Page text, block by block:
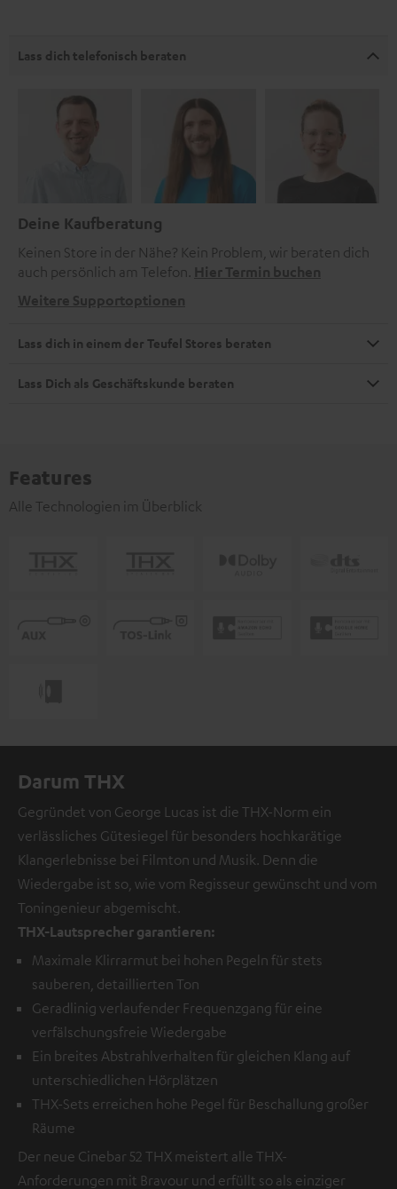
Lass dich telefonisch beraten
Deine Kaufberatung
Keinen Store in der Nähe? Kein Problem, wir beraten dich
auch persönlich am Telefon. Hier Termin buchen
Weitere Supportoptionen
Lass dich in einem der Teufel Stores beraten
Lass Dich als Geschäftskunde beraten
Features
Alle Technologien im Überblick
Darum THX
Gegründet von George Lucas ist die THX-Norm ein
verlässliches Gütesiegel für besonders hochkarätige
Klangerlebnisse bei Filmton und Musik. Denn die
Wiedergabe ist so, wie vom Regisseur gewünscht und vom
Toningenieur abgemischt.
THX-Lautsprecher garantieren:
Maximale Klirrarmut bei hohen Pegeln für stets
sauberen, detaillierten Ton
Geradlinig verlaufender Frequenzgang für eine
verfälschungsfreie Wiedergabe
Ein breites Abstrahlverhalten für gleichen Klang auf
unterschiedlichen Hörplätzen
THX-Sets erreichen hohe Pegel für Beschallung großer
Räume
Der neue Cinebar 52 THX meistert alle THX-
Anforderungen mit Bravour und erfüllt so als einziger